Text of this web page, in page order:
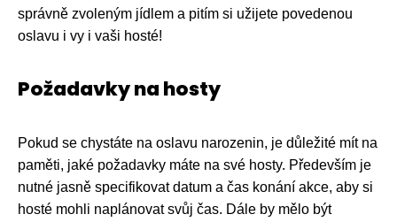
správně zvoleným jídlem a pitím si užijete povedenou
oslavu i vy i vaši hosté!
Požadavky na hosty
Pokud se chystáte na oslavu narozenin, je důležité mít na
paměti, jaké požadavky máte na své hosty. Především je
nutné jasně specifikovat datum a čas konání akce, aby si
hosté mohli naplánovat svůj čas. Dále by mělo být